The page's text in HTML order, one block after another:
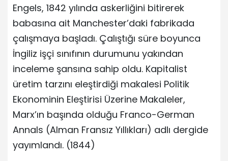
Engels, 1842 yılında askerliğini bitirerek
babasına ait Manchester’daki fabrikada
çalışmaya başladı. Çalıştığı süre boyunca
İngiliz işçi sınıfının durumunu yakından
inceleme şansına sahip oldu. Kapitalist
üretim tarzını eleştirdiği makalesi Politik
Ekonominin Eleştirisi Üzerine Makaleler,
Marx’ın başında olduğu Franco-German
Annals (Alman Fransız Yıllıkları) adlı dergide
yayımlandı. (1844)